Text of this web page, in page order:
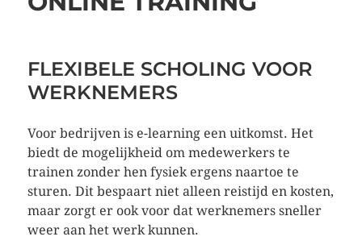
FLEXIBELE SCHOLING VOOR
WERKNEMERS
Voor bedrijven is e-learning een uitkomst. Het
biedt de mogelijkheid om medewerkers te
trainen zonder hen fysiek ergens naartoe te
sturen. Dit bespaart niet alleen reistijd en kosten,
maar zorgt er ook voor dat werknemers sneller
weer aan het werk kunnen.